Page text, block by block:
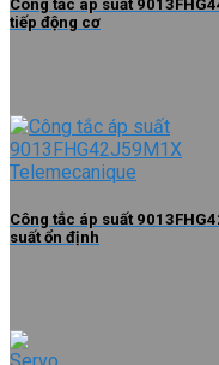
Công tắc áp suất
tiếp động cơ
Công tắc áp suất
suất ổn định